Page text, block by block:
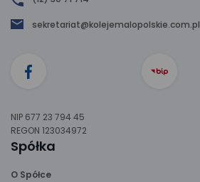
sekretariat@kolejemalopolskie.com.pl
NIP 677 23 794 45
REGON 123034972
Spółka
O Spółce